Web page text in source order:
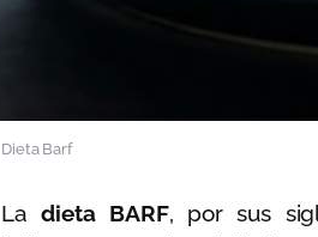
Dieta Barf
Ladieta BARF, por sus